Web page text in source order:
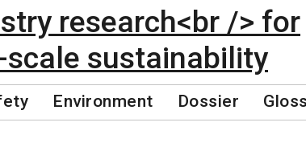
Environment Dossier